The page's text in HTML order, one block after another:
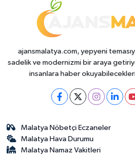
ajansmalatya.com, yepyeni
sadelik ve modernizmi bir araya
insanlara haber
Malatya Nöbetçi Eczaneler
Malatya Hava Durumu
Malatya Namaz Vakitleri